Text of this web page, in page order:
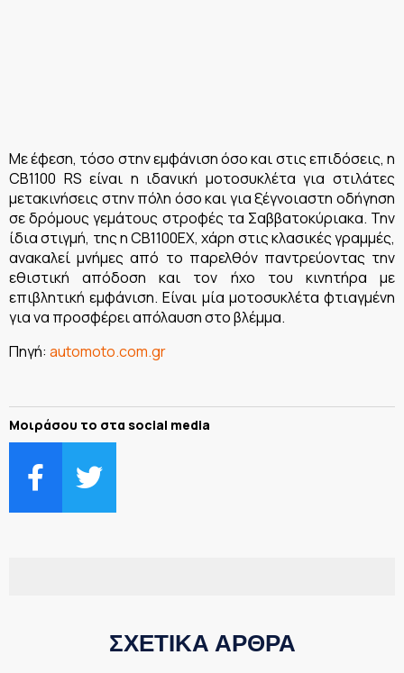
Με έφεση, τόσο στην εμφάνιση όσο και στις επιδόσεις, η
CB1100 RS είναι η ιδανική μοτοσυκλέτα για στιλάτες
μετακινήσεις στην πόλη όσο και για ξέγνοιαστη οδήγηση
σε δρόμους γεμάτους στροφές τα Σαββατοκύριακα. Την
ίδια στιγμή, της η CB1100EX, χάρη στις κλασικές γραμμές,
ανακαλεί μνήμες από το παρελθόν παντρεύοντας την
εθιστική απόδοση και τον ήχο του κινητήρα με
επιβλητική εμφάνιση. Είναι μία μοτοσυκλέτα φτιαγμένη
για να προσφέρει απόλαυση στο βλέμμα.
Πηγή: automoto.com.gr
Μοιράσου το στα social media
ΣΧΕΤΙΚΑ ΑΡΘΡΑ